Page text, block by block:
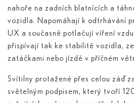
nahoře na zadních blatnících a
vozidla. Napomáhají k odtrhávání
UX a současně potlačují víření
přispívají tak ke stabilitě vozidla,
zatáčkami nebo jízdě v příčném
Svítilny protažené přes celou záď
světelným podpisem, který tvoří